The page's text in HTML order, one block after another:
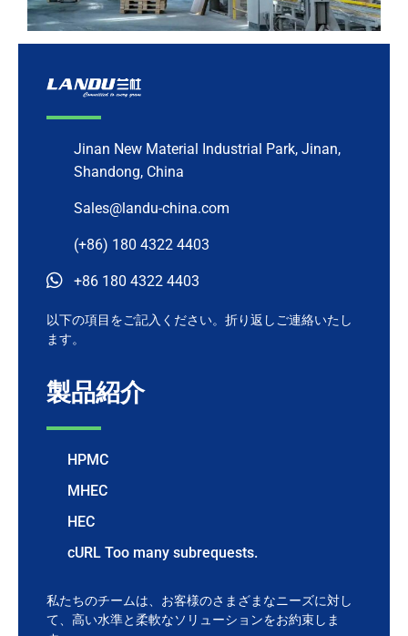
Jinan New Material Industrial Park, Jinan,
Shandong, China
Sales@landu-china.com
(+86) 180 4322 4403
+86 180 4322 4403
以下の項目をご記入ください。折り返しご連絡いたし
ます。
製品紹介
HPMC
MHEC
HEC
cURL Too many subrequests.
私たちのチームは、お客様のさまざまなニーズに対し
て、高い水準と柔軟なソリューションをお約束しま